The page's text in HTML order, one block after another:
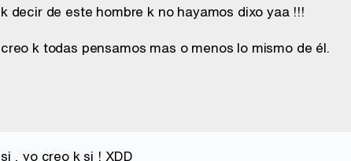
k decir de este hombre k no hayamos dixo yaa !!!
creo k todas pensamos mas o menos lo mismo de él.
si , yo creo k si ! XDD